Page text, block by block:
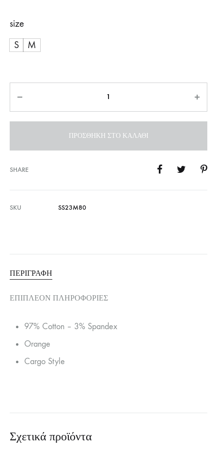
size
S
M
ΠΡΟΣΘΉΚΗ ΣΤΟ ΚΑΛΆΘΙ
SHARE
SKU SS23M80
ΠΕΡΙΓΡΑΦΉ
ΕΠΙΠΛΈΟΝ ΠΛΗΡΟΦΟΡΊΕΣ
97% Cotton – 3% Spandex
Orange
Cargo Style
Σχετικά προϊόντα